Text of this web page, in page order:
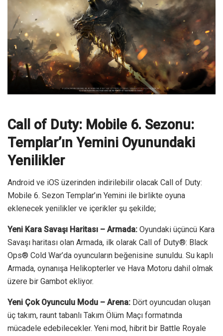
Call of Duty: Mobile 6. Sezonu:
Templar’ın Yemini Oyunundaki
Yenilikler
Android ve iOS üzerinden indirilebilir olacak Call of Duty:
Mobile 6. Sezon Templar’ın Yemini ile birlikte oyuna
eklenecek yenilikler ve içerikler şu şekilde;
Yeni Kara Savaşı Haritası – Armada: Oyundaki üçüncü Kara
Savaşı haritası olan Armada, ilk olarak Call of Duty®: Black
Ops® Cold War’da oyuncuların beğenisine sunuldu. Su kaplı
Armada, oynanışa Helikopterler ve Hava Motoru dahil olmak
üzere bir Gambot ekliyor.
Yeni Çok Oyunculu Modu – Arena: Dört oyuncudan oluşan
üç takım, raunt tabanlı Takım Ölüm Maçı formatında
mücadele edebilecekler. Yeni mod, hibrit bir Battle Royale